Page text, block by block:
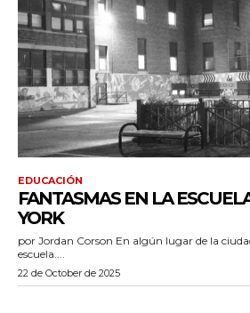
EDUCACIÓN
FANTASMAS EN LA
YORK
por Jordan Corson En algún lugar de la ciudad de Nueva York hay una
escuela....
22 de October de 2025